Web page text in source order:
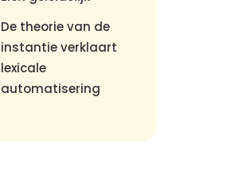
De theorie van de
instantie verklaart
lexicale
automatisering